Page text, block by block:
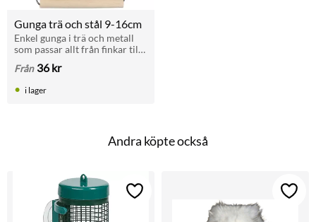
Gunga trä och stål 9-16cm
Enkel gunga i trä och metall
som passar allt från finkar till
Från 36kr
i lager
Andra köpte också
Lägg till i favoriter Lägg